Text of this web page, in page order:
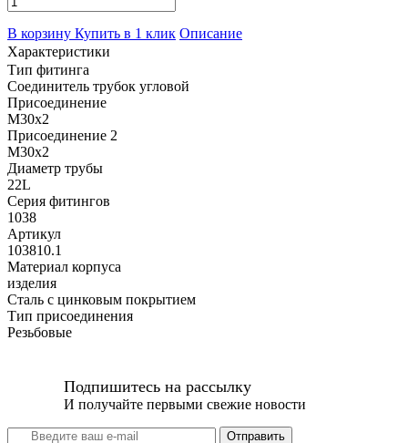
В корзину Купить в 1 клик Описание
Характеристики
Тип фитинга
Соединитель трубок угловой
Присоединение
M30x2
Присоединение 2
M30x2
Диаметр трубы
22L
Серия фитингов
1038
Артикул
103810.1
Материал корпуса
изделия
Сталь с цинковым покрытием
Тип присоединения
Резьбовые
Подпишитесь на рассылку
И получайте первыми свежие новости
Отправить